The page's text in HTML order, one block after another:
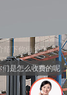
们是怎么收费的呢